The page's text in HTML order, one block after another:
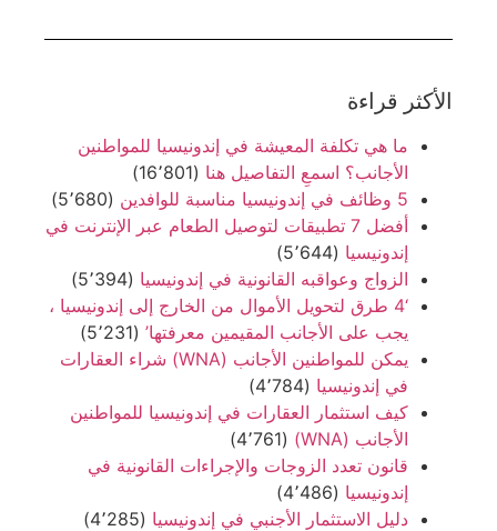
الأكثر قراءة
ما هي تكلفة المعيشة في إندونيسيا للمواطنين
الأجانب؟ اسمعِ التفاصيل هنا (16٬801)
5 وظائف في إندونيسيا مناسبة للوافدين
(5٬680)
أفضل 7 تطبيقات لتوصيل الطعام عبر الإنترنت في
إندونيسيا (5٬644)
الزواج وعواقبه القانونية في إندونيسيا (5٬394)
‘4 طرق لتحويل الأموال من الخارج إلى إندونيسيا ،
يجب على الأجانب المقيمين معرفتها’ (5٬231)
يمكن للمواطنين الأجانب (WNA) شراء العقارات
في إندونيسيا (4٬784)
كيف استثمار العقارات في إندونيسيا للمواطنين
الأجانب (WNA)
(4٬761)
قانون تعدد الزوجات والإجراءات القانونية في
إندونيسيا (4٬486)
دليل الاستثمار الأجنبي في إندونيسيا (4٬285)